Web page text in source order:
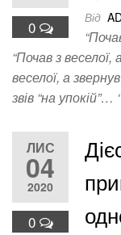
0 Від
“Почав з веселої,
веселої, а
звів “на упокій”… ‘
ЛИС
04
2020
0